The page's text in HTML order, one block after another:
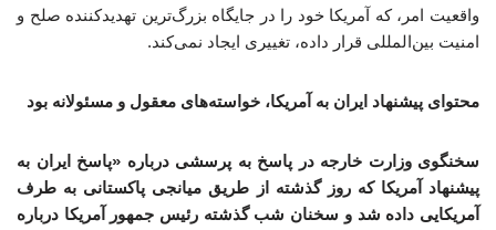
واقعیت امر، که آمریکا خود را در جایگاه بزرگ‌ترین تهدیدکننده صلح و
امنیت بین‌المللی قرار داده، تغییری ایجاد نمی‌کند.
محتوای پیشنهاد ایران به آمریکا، خواسته‌های معقول و مسئولانه بود
سخنگوی وزارت خارجه در پاسخ به پرسشی درباره «پاسخ ایران به
پیشنهاد آمریکا که روز گذشته از طریق میانجی پاکستانی به طرف
آمریکایی داده شد و سخنان شب گذشته رئیس جمهور آمریکا درباره